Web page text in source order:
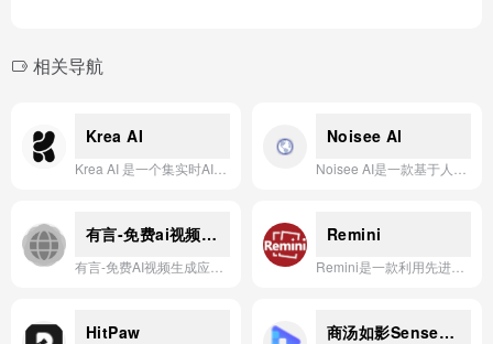
相关导航
Krea AI Noisee Al
有言-免费ai视频生成 Remini
HitPaw 商汤如影SenseAvatar